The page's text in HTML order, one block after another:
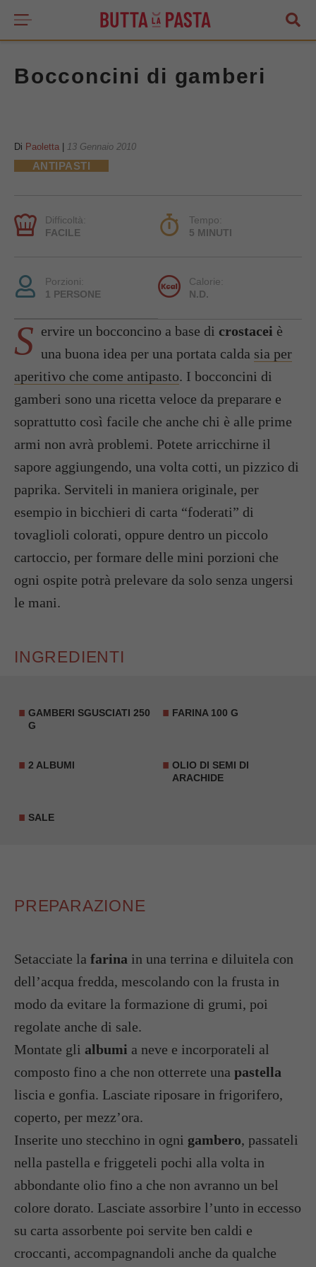
Bocconcini di gamberi
Di Paoletta 13 Gennaio 2010
ANTIPASTI
Difficoltà:
FACILE
Tempo:
5 MINUTI
Porzioni:
1 PERSONE
Calorie:
N.D.
S ervire un bocconcino a base di crostacei è
una buona idea per una portata calda sia per
aperitivo che come antipasto. I bocconcini di
gamberi sono una ricetta veloce da preparare e
soprattutto così facile che anche chi è alle prime
armi non avrà problemi. Potete arricchirne il
sapore aggiungendo, una volta cotti, un pizzico di
paprika. Serviteli in maniera originale, per
esempio in bicchieri di carta “foderati” di
tovaglioli colorati, oppure dentro un piccolo
cartoccio, per formare delle mini porzioni che
ogni ospite potrà prelevare da solo senza ungersi
le mani.
INGREDIENTI
GAMBERI SGUSCIATI 250
G
FARINA 100 G
2 ALBUMI
OLIO DI SEMI DI
ARACHIDE
SALE
PREPARAZIONE
Setacciate la farina in una terrina e diluitela con
dell’acqua fredda, mescolando con la frusta in
modo da evitare la formazione di grumi, poi
regolate anche di sale.
Montate gli albumi a neve e incorporateli al
composto fino a che non otterrete una pastella
liscia e gonfia. Lasciate riposare in frigorifero,
coperto, per mezz’ora.
Inserite uno stecchino in ogni gambero, passateli
nella pastella e friggeteli pochi alla volta in
abbondante olio fino a che non avranno un bel
colore dorato. Lasciate assorbire l’unto in eccesso
su carta assorbente poi servite ben caldi e
croccanti, accompagnandoli anche da qualche